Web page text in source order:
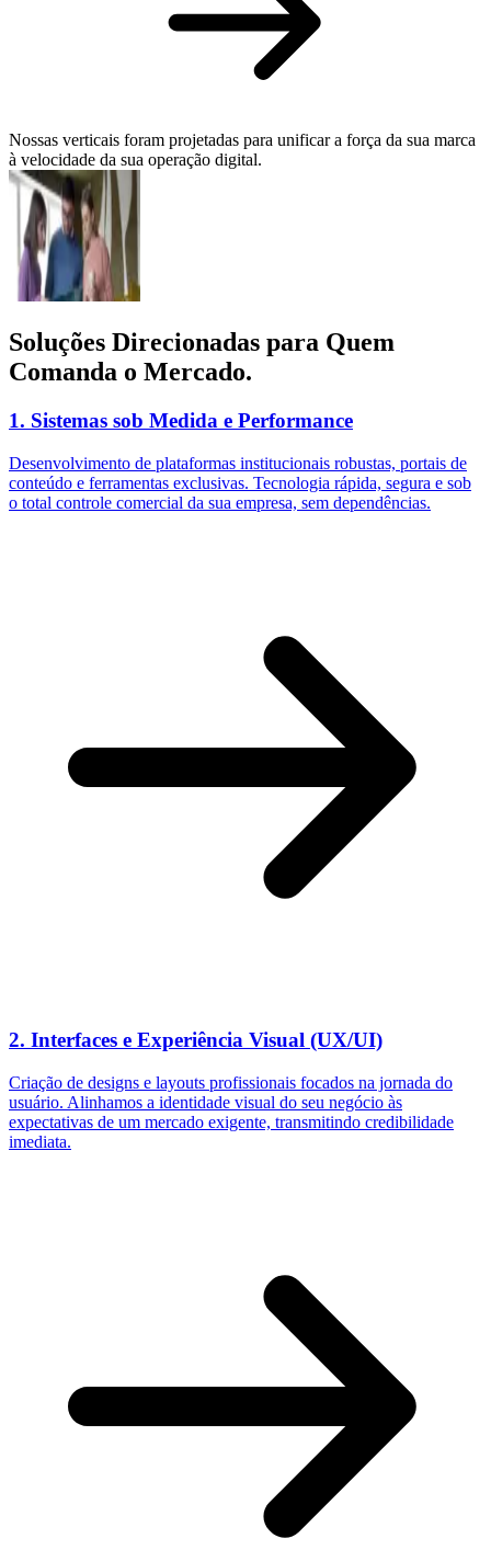
Nossas verticais foram projetadas para unificar a força da sua marca
à velocidade da sua operação digital.
Soluções Direcionadas para Quem
Comanda o Mercado.
1. Sistemas sob Medida e Performance
Desenvolvimento de plataformas institucionais robustas, portais de
conteúdo e ferramentas exclusivas. Tecnologia rápida, segura e sob
o total controle comercial da sua empresa, sem dependências.
2. Interfaces e Experiência Visual (UX/UI)
Criação de designs e layouts profissionais focados na jornada do
usuário. Alinhamos a identidade visual do seu negócio às
expectativas de um mercado exigente, transmitindo credibilidade
imediata.